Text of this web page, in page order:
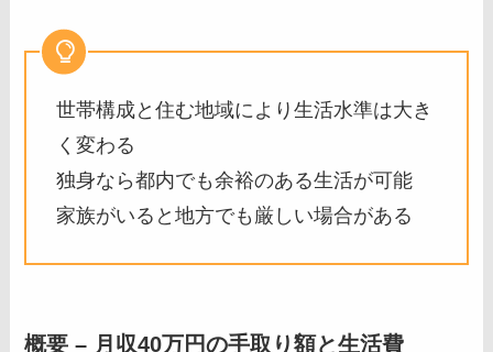
世帯構成と住む地域により生活水準は大き
く変わる
独身なら都内でも余裕のある生活が可能
家族がいると地方でも厳しい場合がある
概要 – 月収40万円の手取り額と生活費